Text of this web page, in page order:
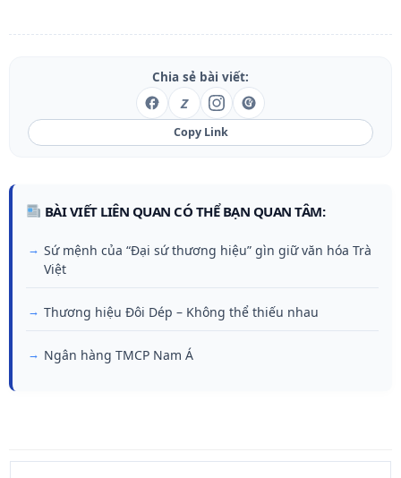
Chia sẻ bài viết:
Z
Copy Link
BÀI VIẾT LIÊN QUAN CÓ THỂ BẠN QUAN TÂM:
Sứ mệnh của “Đại sứ thương hiệu” gìn giữ văn hóa Trà
Việt
Thương hiệu Đôi Dép – Không thể thiếu nhau
Ngân hàng TMCP Nam Á